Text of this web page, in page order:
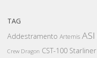
TAG
Addestramento Artemis ASI
Crew Dragon CST-100 Starliner